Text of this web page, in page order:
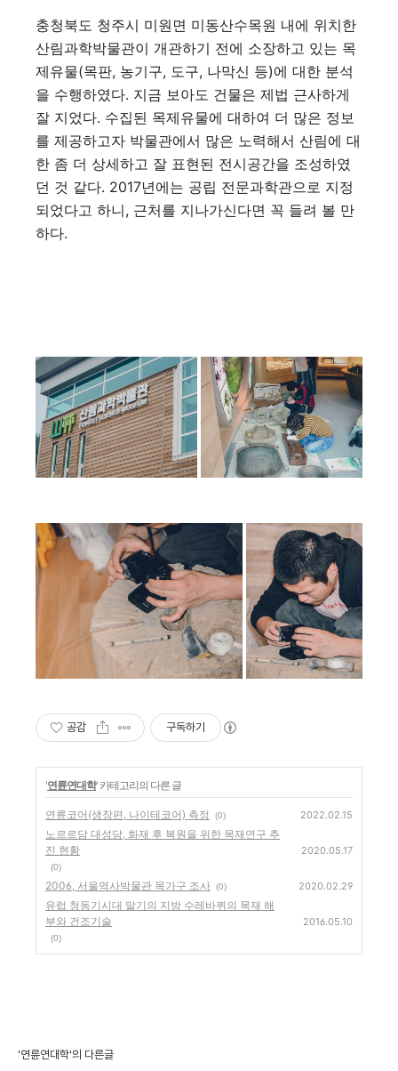
충청북도 청주시 미원면 미동산수목원 내에 위치한
산림과학박물관이 개관하기 전에 소장하고 있는 목
제유물(목판, 농기구, 도구, 나막신 등)에 대한 분석
을 수행하였다. 지금 보아도 건물은 제법 근사하게
잘 지었다. 수집된 목제유물에 대하여 더 많은 정보
를 제공하고자 박물관에서 많은 노력해서 산림에 대
한 좀 더 상세하고 잘 표현된 전시공간을 조성하였
던 것 같다. 2017년에는 공립 전문과학관으로 지정
되었다고 하니, 근처를 지나가신다면 꼭 들려 볼 만
하다.
공감 구독하기
'연륜연대학' 카테고리의 다른 글
연륜코어(생장편, 나이테코어) 측정 (0) 2022.02.15
노르르담 대성당, 화재 후 복원을 위한 목재연구 추
진 현황
(0)
2020.05.17
2006, 서울역사박물관 목가구 조사 (0) 2020.02.29
유럽 청동기시대 말기의 지방 수레바퀴의 목재 해
부와 건조기술
(0)
2016.05.10
'연륜연대학'의 다른글